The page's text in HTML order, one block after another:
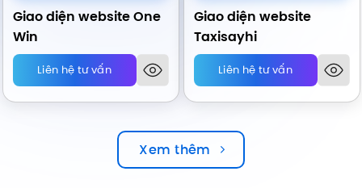
Giao diện website One
Win
Liên hệ tư vấn
Giao diện website
Taxisayhi
Liên hệ tư vấn
Xem thêm